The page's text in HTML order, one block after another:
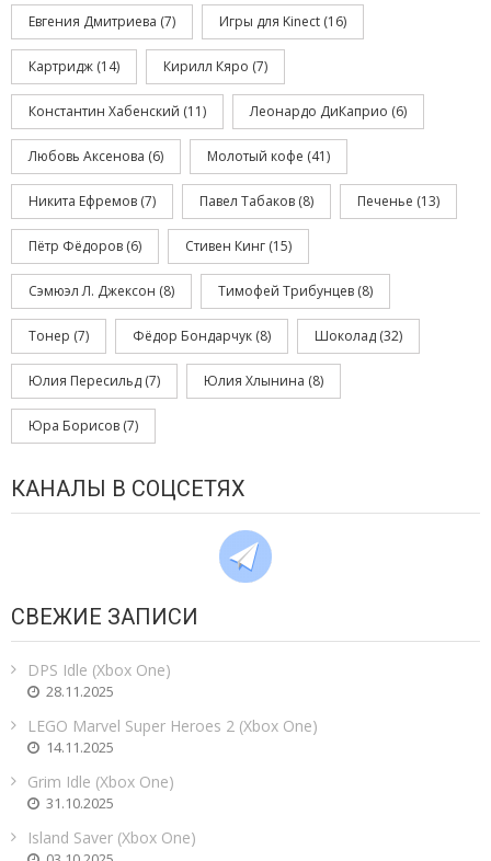
Евгения Дмитриева (7) Игры для Kinect (16)
Картридж (14) Кирилл Кяро (7)
Константин Хабенский (11) Леонардо ДиКаприо (6)
Любовь Аксенова (6) Молотый кофе (41)
Никита Ефремов (7) Павел Табаков (8) Печенье (13)
Пётр Фёдоров (6) Стивен Кинг (15)
Сэмюэл Л. Джексон (8) Тимофей Трибунцев (8)
Тонер (7) Фёдор Бондарчук (8) Шоколад (32)
Юлия Пересильд (7) Юлия Хлынина (8)
Юра Борисов (7)
КАНАЛЫ В СОЦСЕТЯХ
СВЕЖИЕ ЗАПИСИ
DPS Idle (Xbox One)
28.11.2025
LEGO Marvel Super Heroes 2 (Xbox One)
14.11.2025
Grim Idle (Xbox One)
31.10.2025
Island Saver (Xbox One)